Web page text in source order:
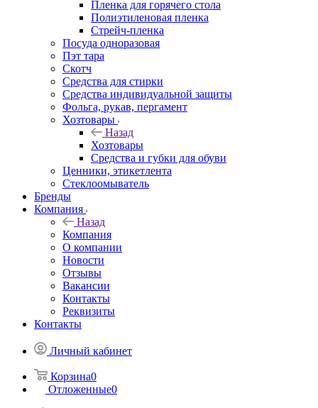
Пленка для горячего стола
Полиэтиленовая пленка
Стрейч-пленка
Посуда одноразовая
Пэт тара
Скотч
Средства для стирки
Средства индивидуальной защиты
Фольга, рукав, пергамент
Хозтовары
Назад
Хозтовары
Средства и губки для обуви
Ценники, этикетлента
Стеклоомыватель
Бренды
Компания
Назад
Компания
О компании
Новости
Отзывы
Вакансии
Контакты
Реквизиты
Контакты
Личный кабинет
Корзина0
Отложенные0